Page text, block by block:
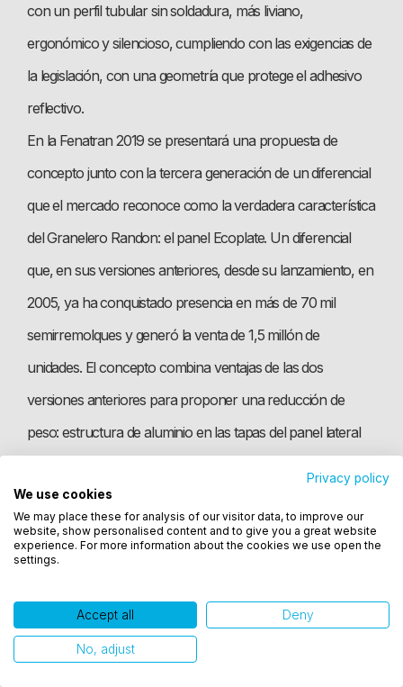
Utilizamos cookies para oferecer melhor
experiência, melhorar o desempenho, analisar
como você interage em nosso site e personalizar
conteúdo. Ao utilizar este site, você concorda com
Ok, entendi!
con un perfil tubular sin soldadura, más liviano,
ergonómico y silencioso, cumpliendo con las exigencias de
la legislación, con una geometría que protege el adhesivo
reflectivo.
En la Fenatran 2019 se presentará una propuesta de
concepto junto con la tercera generación de un diferencial
que el mercado reconoce como la verdadera característica
del Granelero Randon: el panel Ecoplate. Un diferencial
que, en sus versiones anteriores, desde su lanzamiento, en
2005, ya ha conquistado presencia en más de 70 mil
semirremolques y generó la venta de 1,5 millón de
unidades. El concepto combina ventajas de las dos
versiones anteriores para proponer una reducción de
peso: estructura de aluminio en las tapas del panel lateral
resistencia elevada y piso de aluminio. Y cuenta, además,
con un nuevo sistema de sellado que provee mejor
operacionalidad de abertura y cierre, y mayor durabilidad.
peso llega a aproximadamente 500 kg. Y aumenta
expresivamente su capacidad de carga líquida.
Privacy policy
We use cookies
We may place these for analysis of our visitor data, to improve our
website, show personalised content and to give you a great website
experience. For more information about the cookies we use open the
settings.
Accept all Deny
No, adjust